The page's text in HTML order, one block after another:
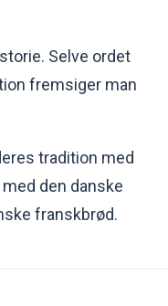
Selve ordet
fremsiger man
tradition med
den danske
franskbrød.